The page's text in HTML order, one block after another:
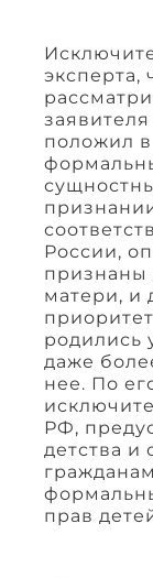
эксперта,
положил
России,
признаны
матери, и
родились
даже
нее. По
РФ,
детства и
прав